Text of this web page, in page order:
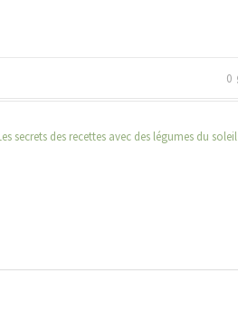
0
secrets des recettes avec des légumes du soleil